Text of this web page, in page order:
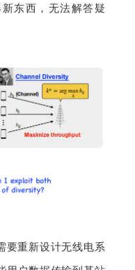
东西，无法解答疑
要重新设计无线电系